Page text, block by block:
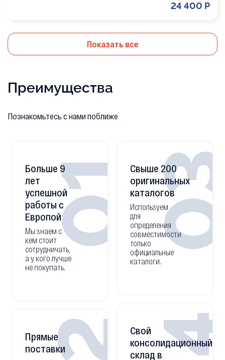
24 400 Р
Показать все
Преимущества
Познакомьтесь с нами поближе
01
Больше 9
лет
успешной
работы с
Европой
Мы знаем с
кем стоит
сотрудничать,
а у кого лучше
не покупать.
Прямые
поставки
Свыше 200
оригинальных
каталогов
Используем
для
определения
совместимости
только
официальные
каталоги.
Свой
консолидационный
склад в